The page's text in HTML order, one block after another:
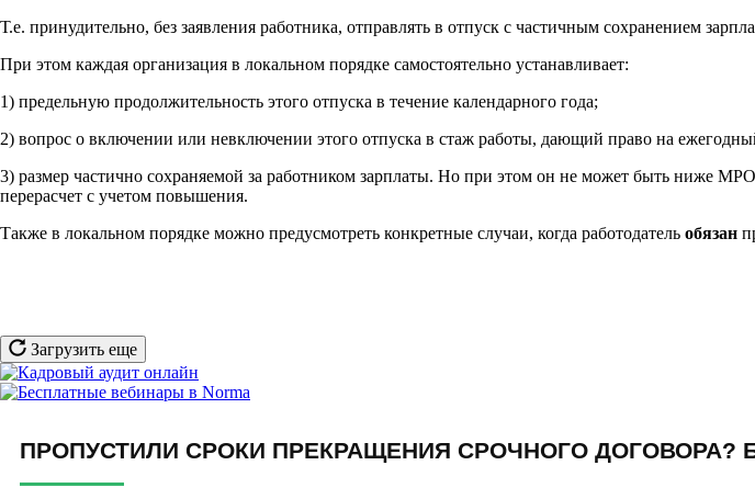
Т.е. принудительно, без заявления работника, отправлять в отпуск с частичным сохранением
При этом каждая организация в локальном порядке самостоятельно устанавливает:
1) предельную продолжительность этого отпуска в течение календарного года;
2) вопрос о включении или невключении этого отпуска в стаж работы, дающий право на
3) размер частично сохраняемой за работником зарплаты. Но при этом он не может быть ниже
перерасчет с учетом повышения.
Также в локальном порядке можно предусмотреть конкретные случаи, когда работодатель обязан
Загрузить еще
ПРОПУСТИЛИ СРОКИ ПРЕКРАЩЕНИЯ СРОЧНОГО